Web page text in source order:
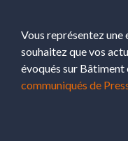
Vous représentez une
souhaitez que vos
évoqués sur Bâtiment
communiqués de